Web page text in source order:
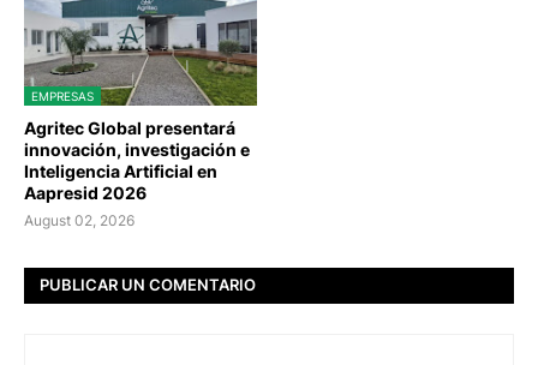
EMPRESAS
Agritec Global presentará
innovación, investigación e
Inteligencia Artificial en
Aapresid 2026
August 02, 2026
PUBLICAR UN COMENTARIO